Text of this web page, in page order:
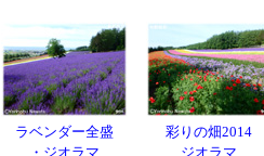
ラベンダー全盛
・ジオラマ
彩りの畑2014
ジオラマ